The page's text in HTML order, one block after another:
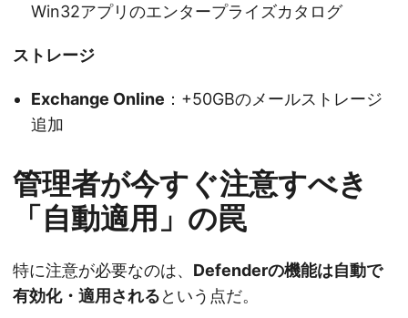
Win32アプリのエンタープライズカタログ
ストレージ
Exchange Online ：+50GBのメールストレージ
追加
管理者が今すぐ注意すべき
「自動適用」の罠
特に注意が必要なのは、 Defenderの機能は自動で
有効化・適用されるという点だ。